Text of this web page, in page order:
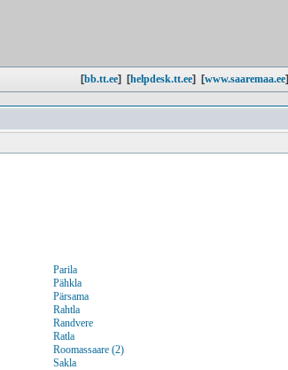
[bb.tt.ee] [helpdesk.tt.ee] [www.saaremaa.ee]
Parila
Pähkla
Pärsama
Rahtla
Randvere
Ratla
Roomassaare (2)
Sakla